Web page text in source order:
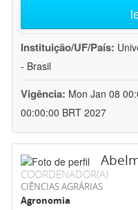
Instituição/UF/País:
- Brasil
Vigência: Mon Jan 08
00:00:00 BRT 2027
COORDENADOR(A)
CIÊNCIAS AGRÁRIAS
Agronomia